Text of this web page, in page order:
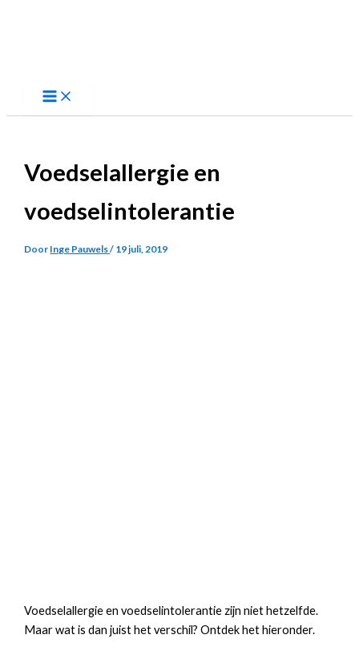
Voedselallergie en
voedselintolerantie
Door Inge Pauwels/ 19 juli, 2019
Voedselallergie en voedselintolerantie zijn niet hetzelfde.
Maar wat is dan juist het verschil? Ontdek het hieronder.